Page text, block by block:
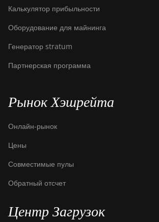
Калькулятор прибыльности
Оборудование для майнинга
Генератор stratum
Партнерская программа
Рынок Хэшрейта
Онлайн-рынок
Цены
Совместимые пулы
Обратный отсчет
Центр Загрузок